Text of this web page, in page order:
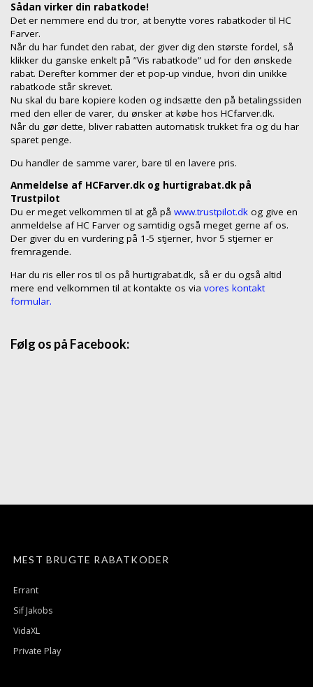
Sådan virker din rabatkode!
Det er nemmere end du tror, at benytte vores rabatkoder til HC
Farver.
Når du har fundet den rabat, der giver dig den største fordel, så
klikker du ganske enkelt på ”Vis rabatkode” ud for den ønskede
rabat. Derefter kommer der et pop-up vindue, hvori din unikke
rabatkode står skrevet.
Nu skal du bare kopiere koden og indsætte den på betalingssiden
med den eller de varer, du ønsker at købe hos HCfarver.dk.
Når du gør dette, bliver rabatten automatisk trukket fra og du har
sparet penge.
Du handler de samme varer, bare til en lavere pris.
Anmeldelse af HCFarver.dk og hurtigrabat.dk på
Trustpilot
Du er meget velkommen til at gå på www.trustpilot.dk og give en
anmeldelse af HC Farver og samtidig også meget gerne af os.
Der giver du en vurdering på 1-5 stjerner, hvor 5 stjerner er
fremragende.
Har du ris eller ros til os på hurtigrabat.dk, så er du også altid
mere end velkommen til at kontakte os via vores kontakt
formular.
Følg os på Facebook:
MEST BRUGTE RABATKODER
Errant
Sif Jakobs
VidaXL
Private Play